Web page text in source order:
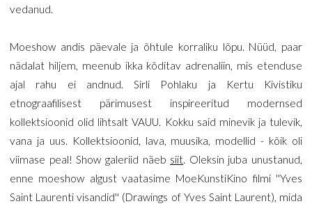
vedanud.
Moeshow andis päevale ja õhtule korraliku lõpu. Nüüd, paar
nädalat hiljem, meenub ikka kõditav adrenaliin, mis etenduse
ajal rahu ei andnud. Sirli Pohlaku ja Kertu Kivistiku
etnograafilisest pärimusest inspireeritud modernsed
kollektsioonid olid lihtsalt VAUU. Kokku said minevik ja tulevik,
vana ja uus. Kollektsioonid, lava, muusika, modellid - kõik oli
viimase peal! Show galeriid näeb siit. Oleksin juba unustanud,
enne moeshow algust vaatasime MoeKunstiKino filmi ''Yves
Saint Laurenti visandid'' (Drawings of Yves Saint Laurent), mida